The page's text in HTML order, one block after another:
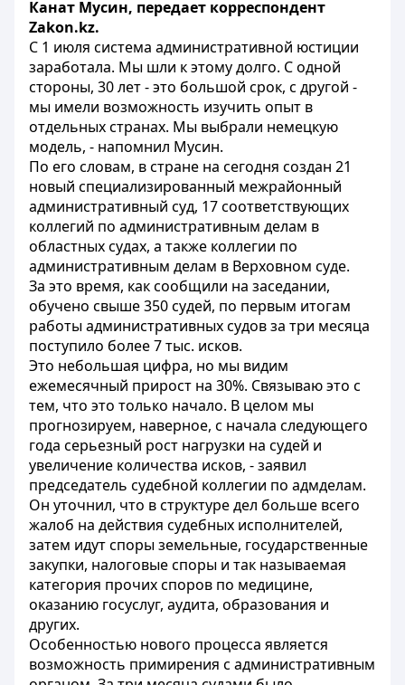
Канат Мусин, передает корреспондент
Zakon.kz.
С 1 июля система административной юстиции
заработала. Мы шли к этому долго. С одной
стороны, 30 лет - это большой срок, с другой -
мы имели возможность изучить опыт в
отдельных странах. Мы выбрали немецкую
модель, - напомнил Мусин.
По его словам, в стране на сегодня создан 21
новый специализированный межрайонный
административный суд, 17 соответствующих
коллегий по административным делам в
областных судах, а также коллегии по
административным делам в Верховном суде.
За это время, как сообщили на заседании,
обучено свыше 350 судей, по первым итогам
работы административных судов за три месяца
поступило более 7 тыс. исков.
Это небольшая цифра, но мы видим
ежемесячный прирост на 30%. Связываю это с
тем, что это только начало. В целом мы
прогнозируем, наверное, с начала следующего
года серьезный рост нагрузки на судей и
увеличение количества исков, - заявил
председатель судебной коллегии по адмделам.
Он уточнил, что в структуре дел больше всего
жалоб на действия судебных исполнителей,
затем идут споры земельные, государственные
закупки, налоговые споры и так называемая
категория прочих споров по медицине,
оказанию госуслуг, аудита, образования и
других.
Особенностью нового процесса является
возможность примирения с административным